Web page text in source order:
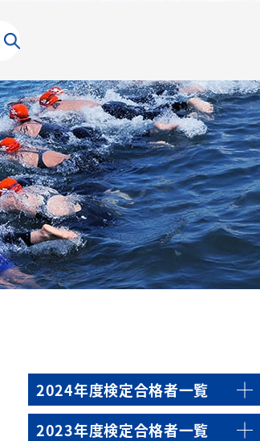
飛込
2024年度検定合格者一覧
2023年度検定合格者一覧